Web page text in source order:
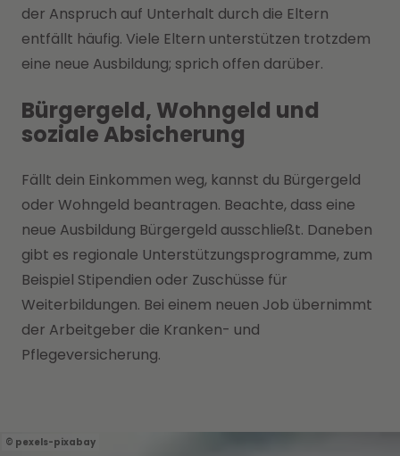
der Anspruch auf Unterhalt durch die Eltern
entfällt häufig. Viele Eltern unterstützen trotzdem
eine neue Ausbildung; sprich offen darüber.
Bürgergeld, Wohngeld und
soziale Absicherung
Fällt dein Einkommen weg, kannst du Bürgergeld
oder Wohngeld beantragen. Beachte, dass eine
neue Ausbildung Bürgergeld ausschließt. Daneben
gibt es regionale Unterstützungsprogramme, zum
Beispiel Stipendien oder Zuschüsse für
Weiterbildungen. Bei einem neuen Job übernimmt
der Arbeitgeber die Kranken- und
Pflegeversicherung.
pexels-pixabay